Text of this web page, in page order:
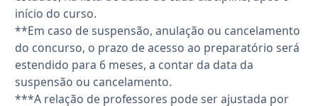
início do curso.
**Em caso de suspensão, anulação ou cancelamento
do concurso, o prazo de acesso ao preparatório será
estendido para 6 meses, a contar da data da
suspensão ou cancelamento.
***A relação de professores pode ser ajustada por